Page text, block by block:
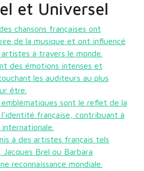
et Universel
chansons françaises ont
de la musique et ont influencé
à travers le monde.
des émotions intenses et
les auditeurs au plus
être.
emblématiques sont le reflet de la
française, contribuant à
à des artistes français tels
Jacques Brel ou Barbara
reconnaissance mondiale.